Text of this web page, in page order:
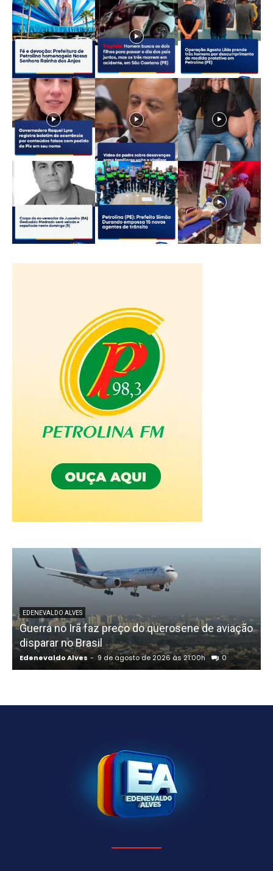
EDENEVALDO ALVES
Guerra no Irã faz preço do querosene de aviação
disparar no Brasil
Edenevaldo Alves - 9 de agosto de 2026 às 21:00h 0